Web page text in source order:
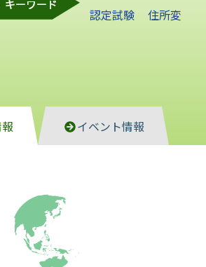
認定試験
住所変
イベント情報